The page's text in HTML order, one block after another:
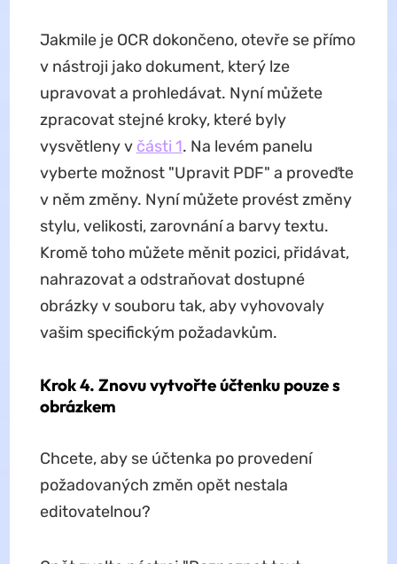
Jakmile je OCR dokončeno, otevře se přímo
v nástroji jako dokument, který lze
upravovat a prohledávat. Nyní můžete
zpracovat stejné kroky, které byly
vysvětleny v části 1. Na levém panelu
vyberte možnost "Upravit PDF" a proveďte
v něm změny. Nyní můžete provést změny
stylu, velikosti, zarovnání a barvy textu.
Kromě toho můžete měnit pozici, přidávat,
nahrazovat a odstraňovat dostupné
obrázky v souboru tak, aby vyhovovaly
vašim specifickým požadavkům.
Krok 4. Znovu vytvořte účtenku pouze s
obrázkem
Chcete, aby se účtenka po provedení
požadovaných změn opět nestala
editovatelnou?